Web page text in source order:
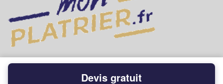
Devis gratuit